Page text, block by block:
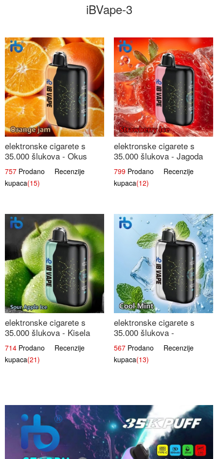
iBVape-3
elektronske cigarete s
35.000 šlukova - Okus
Narančinog Džema |
Dugotrajno Iskustvo
757 Prodano Recenzije
kupaca(15)
elektronske cigarete s
35.000 šlukova - Jagoda
Led | Ohladivši i
Osježavajući Okus
799 Prodano Recenzije
kupaca(12)
elektronske cigarete s
35.000 šlukova - Kisela
Jabuka Led | Osježavajući
Kiselo-Slatki Okus
714 Prodano Recenzije
kupaca(21)
elektronske cigarete s
35.000 šlukova -
Osježavajući Mentol |
Čista i Svježa Okus
567 Prodano Recenzije
kupaca(13)